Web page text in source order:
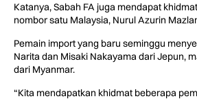
Katanya, Sabah FA juga mendapat
nombor satu Malaysia, Nurul Azurin
Pemain import yang baru seminggu
Narita dan Misaki Nakayama dari Jepun,
dari Myanmar.
“Kita mendapatkan khidmat beberapa